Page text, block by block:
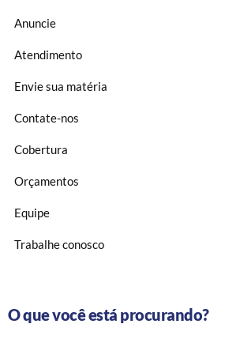
Anuncie
Atendimento
Envie sua matéria
Contate-nos
Cobertura
Orçamentos
Equipe
Trabalhe conosco
O que você está procurando?